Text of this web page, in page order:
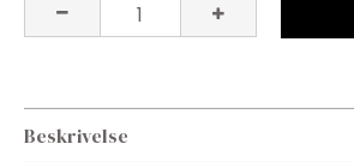
Beskrivelse